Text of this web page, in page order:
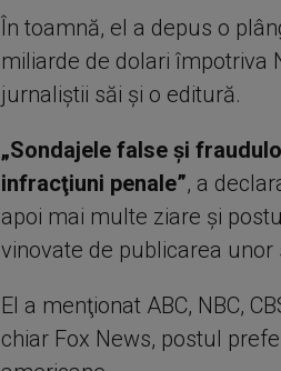
În toamnă, el a depus o
miliarde de dolari împotriva
jurnaliştii săi şi o editură.
„Sondajele false şi
infracţiuni penale”, a
apoi mai multe ziare şi
vinovate de publicarea unor
El a menţionat ABC, NBC,
chiar Fox News, postul